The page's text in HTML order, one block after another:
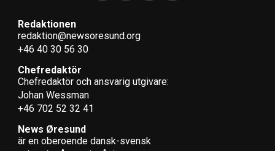
Redaktionen
redaktion@newsoresund.org
+46 40 30 56 30
Chefredaktör
Chefredaktör och ansvarig utgivare:
Johan Wessman
+46 702 52 32 41
News Øresund
är en oberoende dansk-svensk